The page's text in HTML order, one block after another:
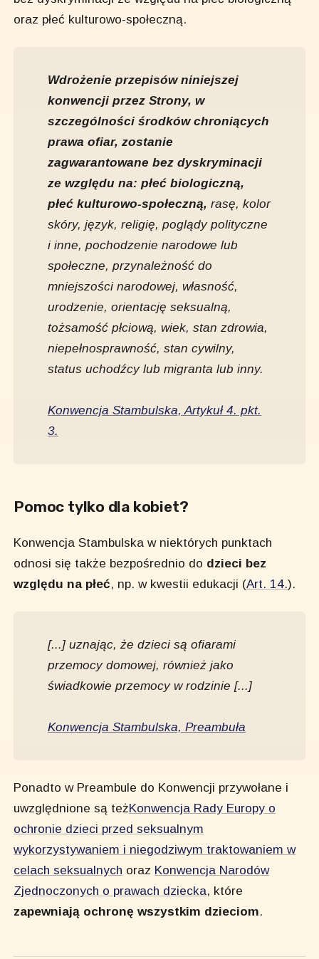
oraz płeć kulturowo-społeczną.
Wdrożenie przepisów niniejszej
konwencji przez Strony, w
szczególności środków chroniących
prawa ofiar, zostanie
zagwarantowane bez dyskryminacji
ze względu na: płeć biologiczną,
płeć kulturowo-społeczną, rasę, kolor
skóry, język, religię, poglądy polityczne
i inne, pochodzenie narodowe lub
społeczne, przynależność do
mniejszości narodowej, własność,
urodzenie, orientację seksualną,
tożsamość płciową, wiek, stan zdrowia,
niepełnosprawność, stan cywilny,
status uchodźcy lub migranta lub inny.
Konwencja Stambulska, Artykuł 4. pkt.
3.
Pomoc tylko dla kobiet?
Konwencja Stambulska w niektórych punktach
odnosi się także bezpośrednio do dzieci bez
względu na płeć, np. w kwestii edukacji (Art. 14.).
[...] uznając, że dzieci są ofiarami
przemocy domowej, również jako
świadkowie przemocy w rodzinie [...]
Konwencja Stambulska, Preambuła
Ponadto w Preambule do Konwencji przywołane i
uwzględnione są teżKonwencja Rady Europy o
ochronie dzieci przed seksualnym
wykorzystywaniem i niegodziwym traktowaniem w
celach seksualnych oraz Konwencja Narodów
Zjednoczonych o prawach dziecka, które
zapewniają ochronę wszystkim dzieciom.